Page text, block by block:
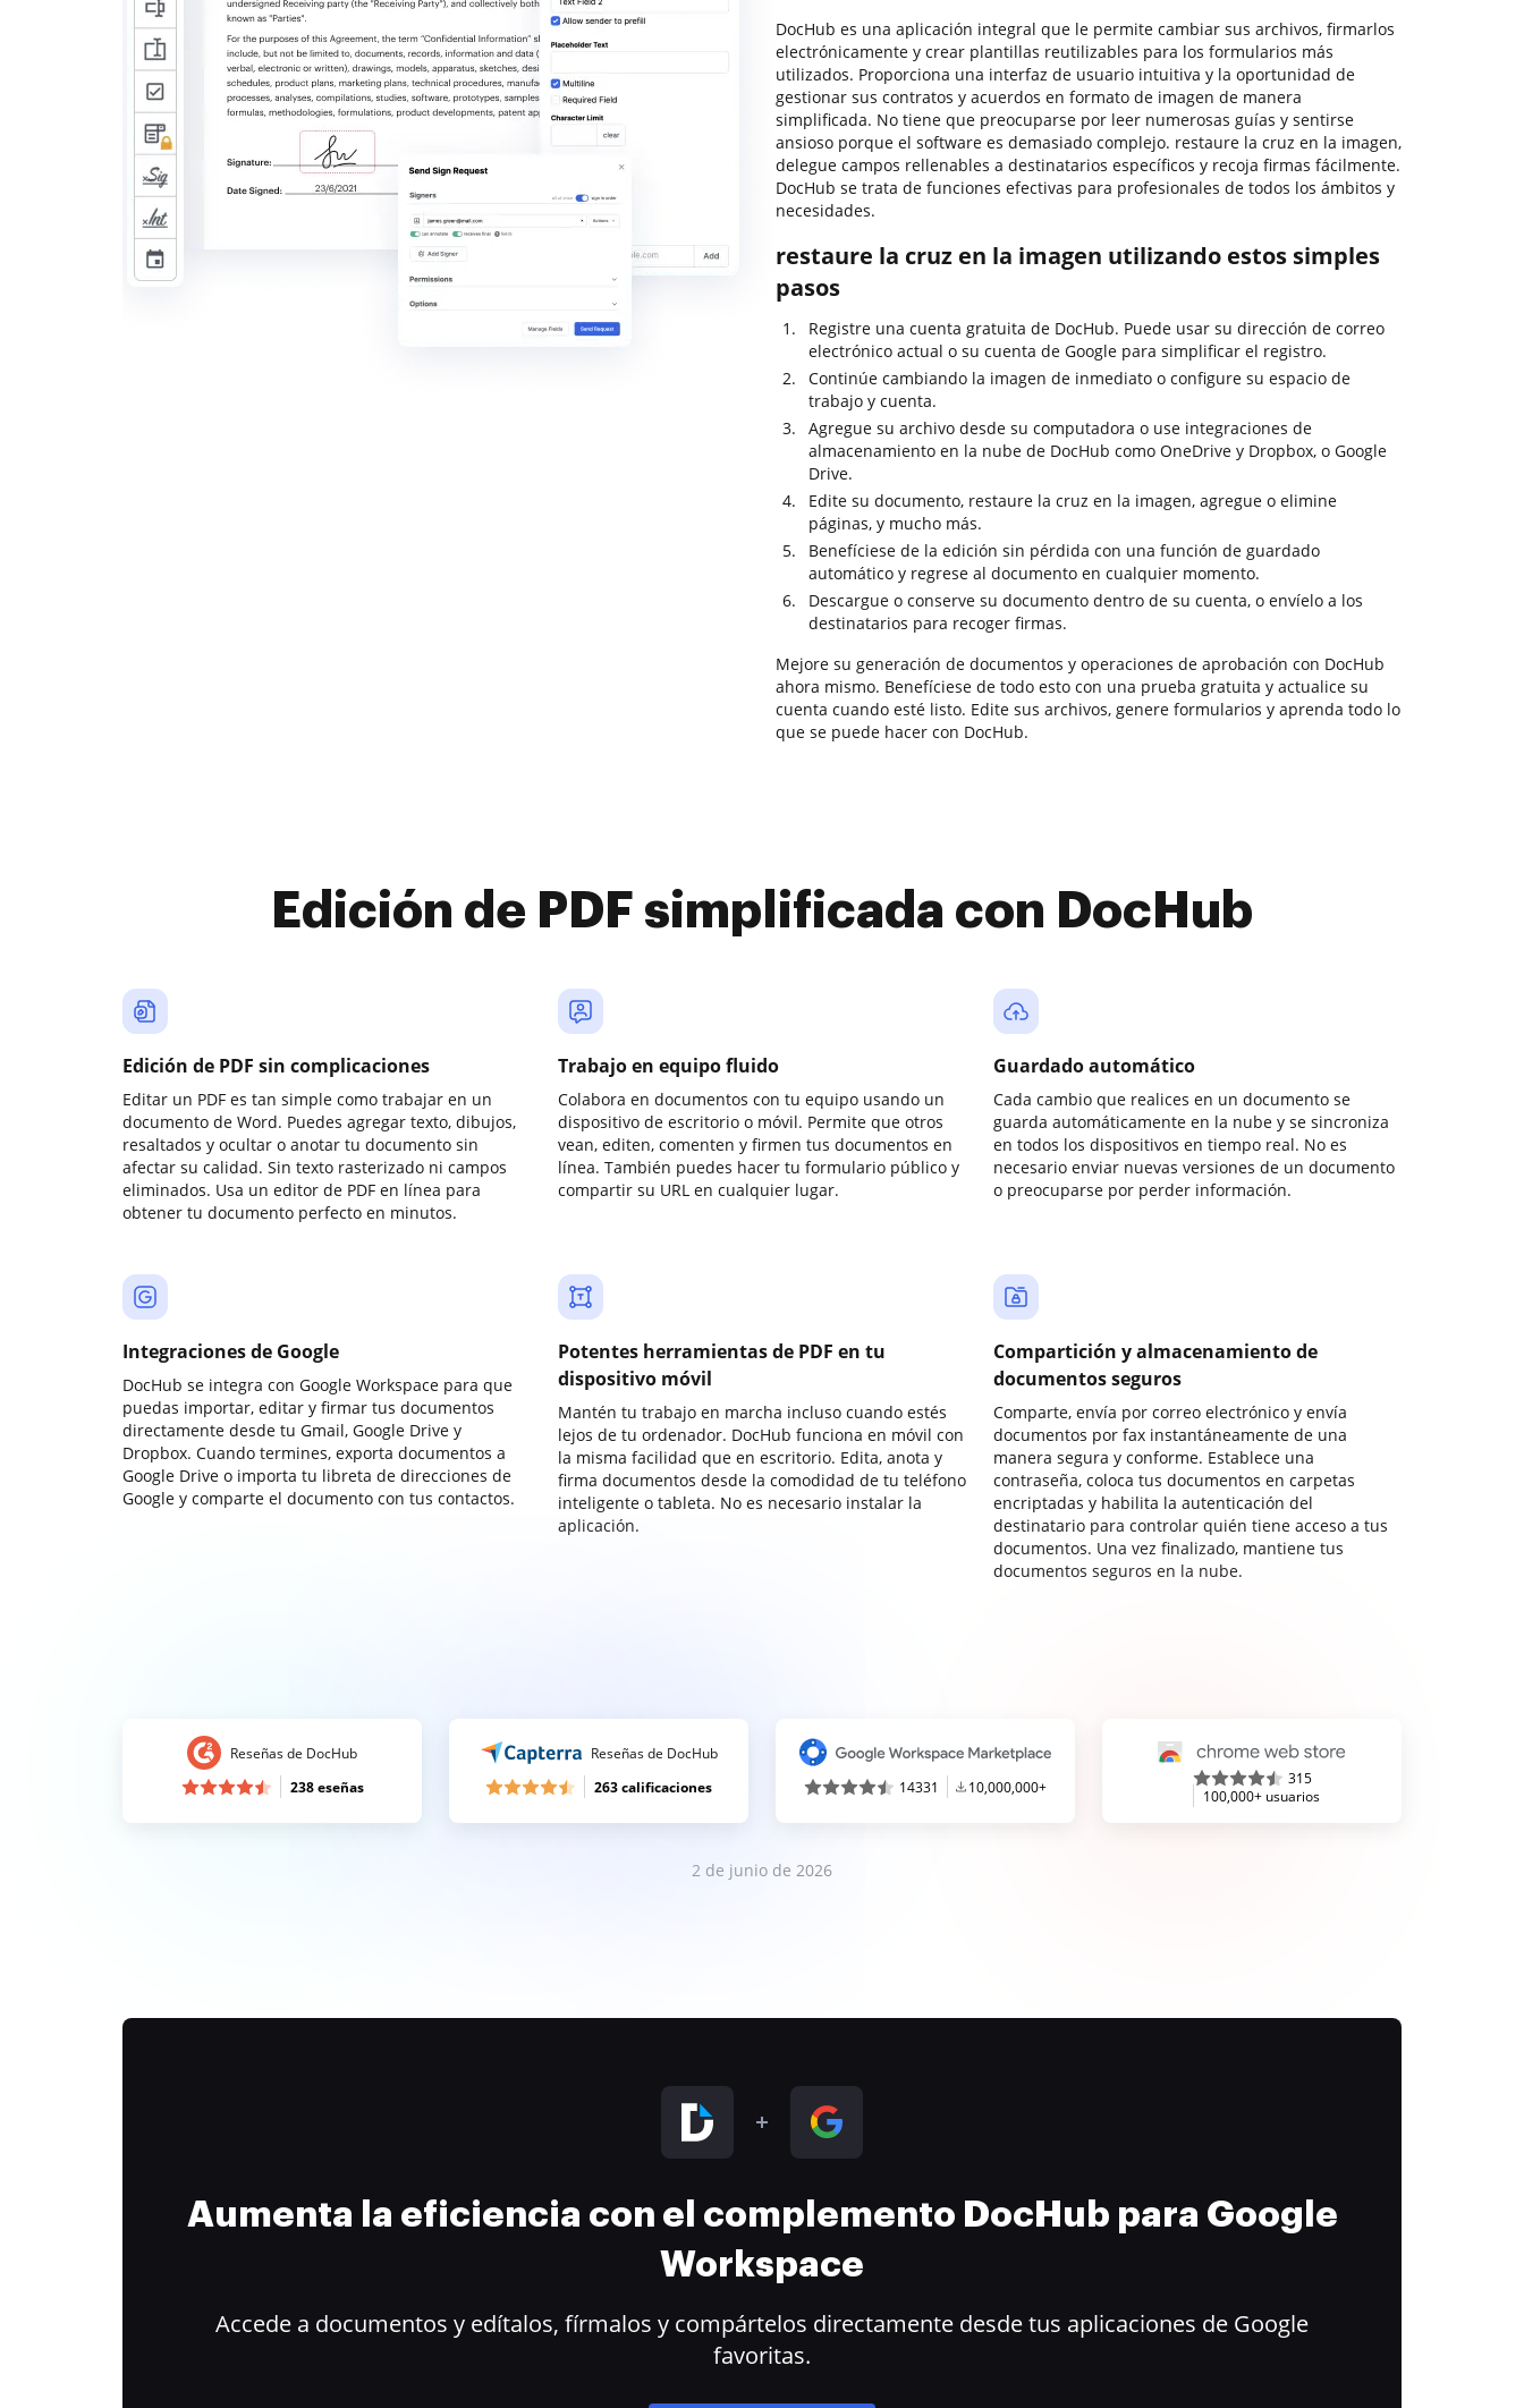
DocHub es una aplicación integral que le permite cambiar sus archivos, firmarlos
electrónicamente y crear plantillas reutilizables para los formularios más
utilizados. Proporciona una interfaz de usuario intuitiva y la oportunidad de
gestionar sus contratos y acuerdos en formato de imagen de manera
simplificada. No tiene que preocuparse por leer numerosas guías y sentirse
ansioso porque el software es demasiado complejo. restaure la cruz en la imagen,
delegue campos rellenables a destinatarios específicos y recoja firmas fácilmente.
DocHub se trata de funciones efectivas para profesionales de todos los ámbitos y
necesidades.
restaure la cruz en la imagen utilizando estos simples
pasos
Registre una cuenta gratuita de DocHub. Puede usar su dirección de correo
electrónico actual o su cuenta de Google para simplificar el registro.
Continúe cambiando la imagen de inmediato o configure su espacio de
trabajo y cuenta.
Agregue su archivo desde su computadora o use integraciones de
almacenamiento en la nube de DocHub como OneDrive y Dropbox, o Google
Drive.
Edite su documento, restaure la cruz en la imagen, agregue o elimine
páginas, y mucho más.
Benefíciese de la edición sin pérdida con una función de guardado
automático y regrese al documento en cualquier momento.
Descargue o conserve su documento dentro de su cuenta, o envíelo a los
destinatarios para recoger firmas.
Mejore su generación de documentos y operaciones de aprobación con DocHub
ahora mismo. Benefíciese de todo esto con una prueba gratuita y actualice su
cuenta cuando esté listo. Edite sus archivos, genere formularios y aprenda todo lo
que se puede hacer con DocHub.
Edición de PDF simplificada con DocHub
Edición de PDF sin complicaciones
Editar un PDF es tan simple como trabajar en un
documento de Word. Puedes agregar texto, dibujos,
resaltados y ocultar o anotar tu documento sin
afectar su calidad. Sin texto rasterizado ni campos
eliminados. Usa un editor de PDF en línea para
obtener tu documento perfecto en minutos.
Trabajo en equipo fluido
Colabora en documentos con tu equipo usando un
dispositivo de escritorio o móvil. Permite que otros
vean, editen, comenten y firmen tus documentos en
línea. También puedes hacer tu formulario público y
compartir su URL en cualquier lugar.
Guardado automático
Cada cambio que realices en un documento se
guarda automáticamente en la nube y se sincroniza
en todos los dispositivos en tiempo real. No es
necesario enviar nuevas versiones de un documento
o preocuparse por perder información.
Integraciones de Google
DocHub se integra con Google Workspace para que
puedas importar, editar y firmar tus documentos
directamente desde tu Gmail, Google Drive y
Dropbox. Cuando termines, exporta documentos a
Google Drive o importa tu libreta de direcciones de
Google y comparte el documento con tus contactos.
Potentes herramientas de PDF en tu
dispositivo móvil
Mantén tu trabajo en marcha incluso cuando estés
lejos de tu ordenador. DocHub funciona en móvil con
la misma facilidad que en escritorio. Edita, anota y
firma documentos desde la comodidad de tu teléfono
inteligente o tableta. No es necesario instalar la
aplicación.
Compartición y almacenamiento de
documentos seguros
Comparte, envía por correo electrónico y envía
documentos por fax instantáneamente de una
manera segura y conforme. Establece una
contraseña, coloca tus documentos en carpetas
encriptadas y habilita la autenticación del
destinatario para controlar quién tiene acceso a tus
documentos. Una vez finalizado, mantiene tus
documentos seguros en la nube.
Reseñas de DocHub
238 eseñas
Reseñas de DocHub
263 calificaciones
14331 10,000,000+
315
100,000+ usuarios
2 de junio de 2026
Aumenta la eficiencia con el complemento DocHub para Google
Workspace
Accede a documentos y edítalos, fírmalos y compártelos directamente desde tus aplicaciones de Google
favoritas.